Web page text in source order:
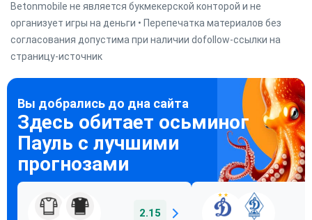
Betonmobile не является букмекерской конторой и не
организует игры на деньги • Перепечатка материалов без
согласования допустима при наличии dofollow-ссылки на
страницу-источник
2.15